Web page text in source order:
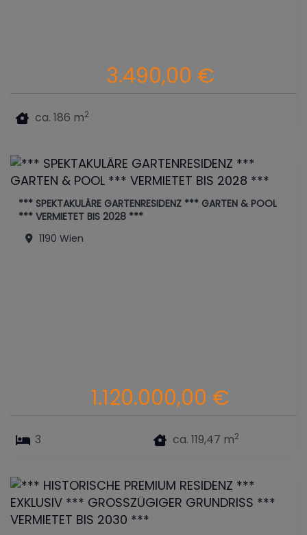
ca. 186 m2
3.490,00 €
*** SPEKTAKULÄRE GARTENRESIDENZ *** GARTEN & POOL
*** VERMIETET BIS 2028 ***
1190 Wien
3 ca. 119,47 m2
1.120.000,00 €